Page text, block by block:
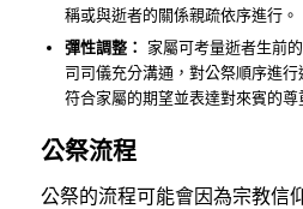
稱或與逝者的關係親疏依序進行。
彈性調整：
家屬可考量逝者生前
司司儀充分溝通，對公祭順序進
符合家屬的期望並表達對來賓的尊
公祭流程
公祭的流程可能會因為宗教信